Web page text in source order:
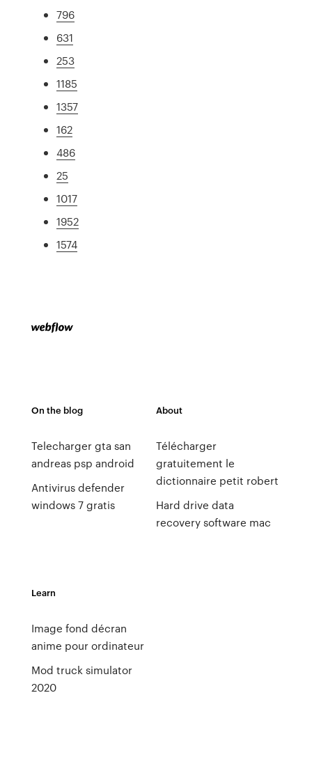
796
631
253
1185
1357
162
486
25
1017
1952
1574
On the blog
Telecharger gta san
andreas psp android
Antivirus defender
windows 7 gratis
About
Télécharger
gratuitement le
dictionnaire petit robert
Hard drive data
recovery software mac
Learn
Image fond décran
anime pour ordinateur
Mod truck simulator
2020